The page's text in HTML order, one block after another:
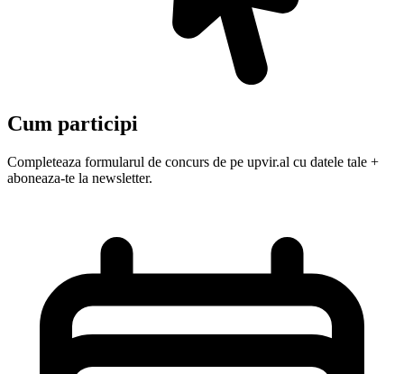
Cum participi
Completeaza formularul de concurs de pe upvir.al cu datele tale +
aboneaza-te la newsletter.